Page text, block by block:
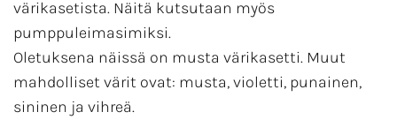
värikasetista. Näitä kutsutaan myös
pumppuleimasimiksi.
Oletuksena näissä on musta värikasetti. Muut
mahdolliset värit ovat: musta, violetti, punainen,
sininen ja vihreä.